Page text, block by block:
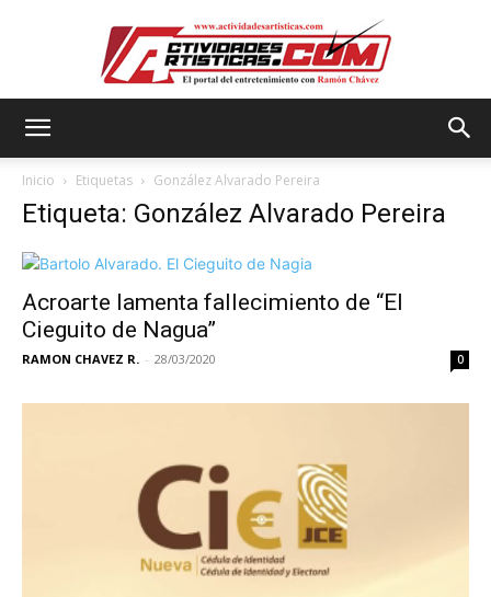
Inicio Etiquetas González Alvarado Pereira
Etiqueta: González Alvarado Pereira
Acroarte lamenta fallecimiento de “El
Cieguito de Nagua”
RAMON CHAVEZ R. - 28/03/2020 0